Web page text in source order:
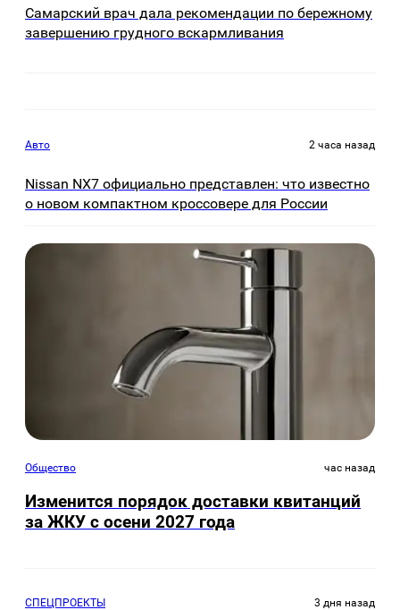
Самарский врач дала рекомендации по бережному
завершению грудного вскармливания
Авто 2 часа назад
Nissan NX7 официально представлен: что известно
о новом компактном кроссовере для России
Общество час назад
Изменится порядок доставки квитанций
за ЖКУ с осени 2027 года
СПЕЦПРОЕКТЫ 3 дня назад